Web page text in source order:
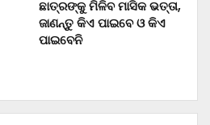
ଛାତ୍ରଙ୍କୁ ମିଳିବ ମାସିକ ଭତ୍ତା,
ଜାଣନ୍ତୁ କିଏ ପାଇବେ ଓ କିଏ
ପାଇବେନି